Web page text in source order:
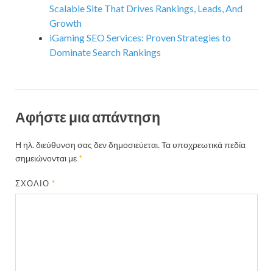
Scalable Site That Drives Rankings, Leads, And
Growth
iGaming SEO Services: Proven Strategies to
Dominate Search Rankings
Αφήστε μια απάντηση
Η ηλ. διεύθυνση σας δεν δημοσιεύεται.Τα υποχρεωτικά πεδία
σημειώνονται με *
ΣΧΌΛΙΟ*